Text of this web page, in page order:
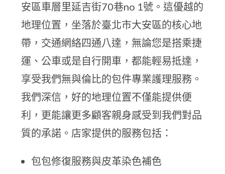
安區車層里延吉街70巷no 1號。這優越的
地理位置，坐落於臺北市大安區的核心地
帶，交通網絡四通八達，無論您是搭乘捷
運、公車或是自行開車，都能輕易抵達，
享受我們無與倫比的包件專業護理服務。
我們深信，好的地理位置不僅能提供便
利，更能讓更多顧客親身感受到我們對品
質的承諾。店家提供的服務包括：
包包修復服務與皮革染色補色